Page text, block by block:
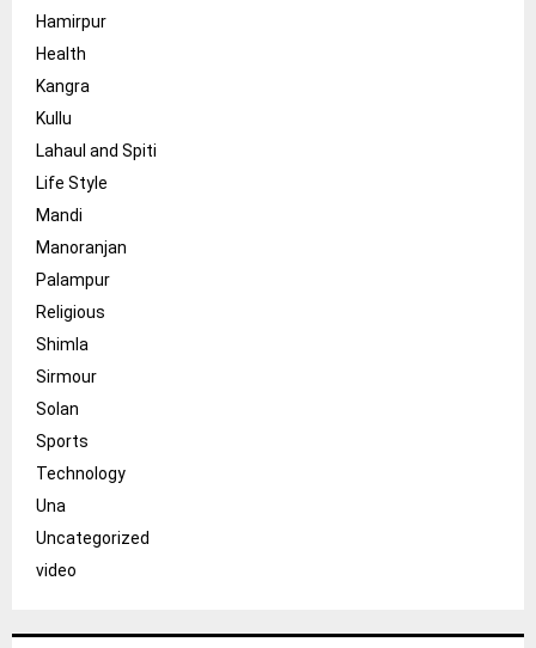
Hamirpur
Health
Kangra
Kullu
Lahaul and Spiti
Life Style
Mandi
Manoranjan
Palampur
Religious
Shimla
Sirmour
Solan
Sports
Technology
Una
Uncategorized
video